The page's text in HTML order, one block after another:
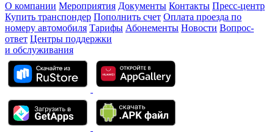
О компании Мероприятия Документы Контакты Пресс-центр
Купить транспондер Пополнить счет Оплата проезда по
номеру автомобиля Тарифы Абонементы Новости Вопрос-
ответ Центры поддержки
и обслуживания